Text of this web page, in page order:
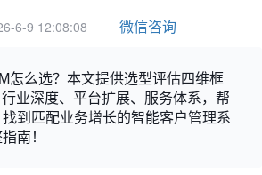
6-9 12:08:08 微信咨询
怎么选？本文提供选型评估四维框
业深度、平台扩展、服务体系，帮
到匹配业务增长的智能客户管理系
南！